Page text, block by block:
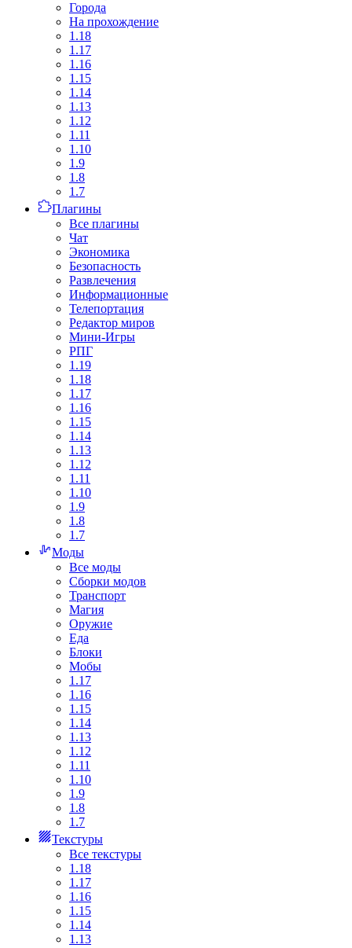
Города
На прохождение
1.18
1.17
1.16
1.15
1.14
1.13
1.12
1.11
1.10
1.9
1.8
1.7
Плагины
Все плагины
Чат
Экономика
Безопасность
Развлечения
Информационные
Телепортация
Редактор миров
Мини-Игры
РПГ
1.19
1.18
1.17
1.16
1.15
1.14
1.13
1.12
1.11
1.10
1.9
1.8
1.7
Моды
Все моды
Сборки модов
Транспорт
Магия
Оружие
Еда
Блоки
Мобы
1.17
1.16
1.15
1.14
1.13
1.12
1.11
1.10
1.9
1.8
1.7
Текстуры
Все текстуры
1.18
1.17
1.16
1.15
1.14
1.13